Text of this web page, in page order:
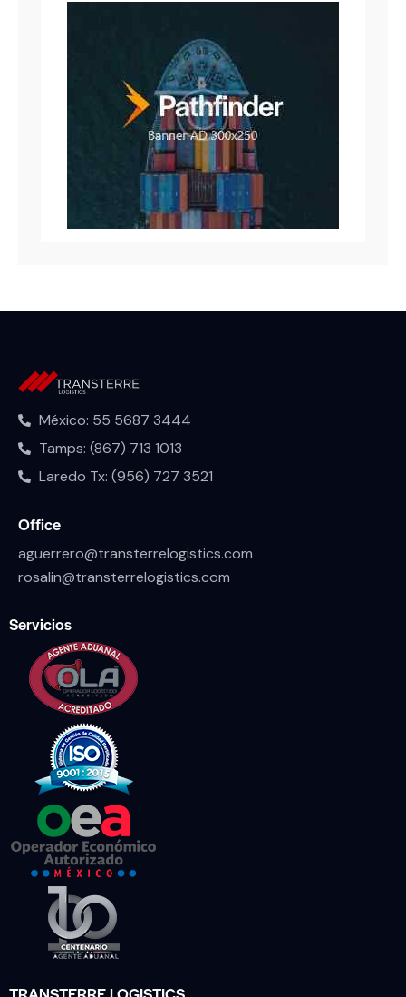
México: 55 5687 3444
Tamps: (867) 713 1013
Laredo Tx: (956) 727 3521
Office
aguerrero@transterrelogistics.com
rosalin@transterrelogistics.com
Servicios